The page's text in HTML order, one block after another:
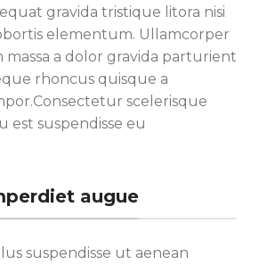
gravida tristique litora nisi
elementum. Ullamcorper
a dolor gravida parturient
rhoncus quisque a
scelerisque
est suspendisse eu
augue
suspendisse ut aenean